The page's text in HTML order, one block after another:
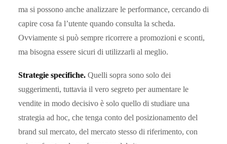
ma si possono anche analizzare le performance, cercando di
capire cosa fa l’utente quando consulta la scheda.
Ovviamente si può sempre ricorrere a promozioni e sconti,
ma bisogna essere sicuri di utilizzarli al meglio.
Strategie specifiche. Quelli sopra sono solo dei
suggerimenti, tuttavia il vero segreto per aumentare le
vendite in modo decisivo è solo quello di studiare una
strategia ad hoc, che tenga conto del posizionamento del
brand sul mercato, del mercato stesso di riferimento, con